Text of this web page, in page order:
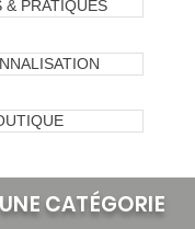
& PRATIQUES
CATÉGORIE